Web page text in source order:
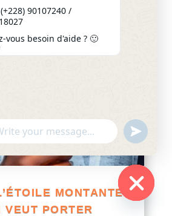
MONTANTE
VEUT PORTER
90107240 /
vous besoin d'aide ? 🙂
undefined